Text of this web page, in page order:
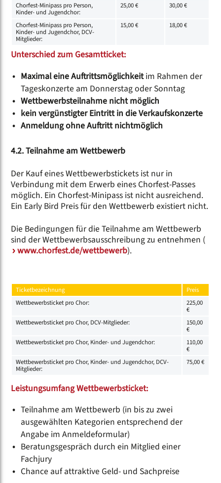
Chorfest-Minipass pro Person,
Kinder- und Jugendchor:
25,00 € 30,00 €
Chorfest-Minipass pro Person,
Kinder- und Jugendchor, DCV-
Mitglieder:
15,00 € 18,00 €
Unterschied zum Gesamtticket:
Maximal eine Auftrittsmöglichkeitim Rahmen der
Tageskonzerte am Donnerstag oder Sonntag
Wettbewerbsteilnahme nicht möglich
kein vergünstigter Eintritt in die Verkaufskonzerte
Anmeldung ohne Auftritt nichtmöglich
4.2. Teilnahme am Wettbewerb
Der Kauf eines Wettbewerbstickets ist nur in
Verbindung mit dem Erwerb eines Chorfest-Passes
möglich. Ein Chorfest-Minipass ist nicht ausreichend.
Ein Early Bird Preis für den Wettbewerb existiert nicht.
Die Bedingungen für die Teilnahme am Wettbewerb
sind der Wettbewerbsausschreibung zu entnehmen (
www.chorfest.de/wettbewerb).
Ticketbezeichnung
Preis
Wettbewerbsticket pro Chor:
225,00
€
Wettbewerbsticket pro Chor, DCV-Mitglieder:
150,00
€
Wettbewerbsticket pro Chor, Kinder- und Jugendchor:
110,00
€
Wettbewerbsticket pro Chor, Kinder- und Jugendchor, DCV-
Mitglieder:
75,00 €
Leistungsumfang Wettbewerbsticket:
Teilnahme am Wettbewerb (in bis zu zwei
ausgewählten Kategorien entsprechend der
Angabe im Anmeldeformular)
Beratungsgespräch durch ein Mitglied einer
Fachjury
Chance auf attraktive Geld- und Sachpreise